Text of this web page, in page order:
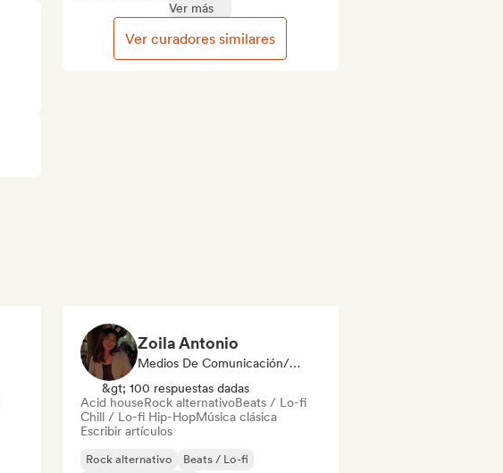
Ver más
Ver curadores similares
Zoila Antonio
Medios De Comunicación/Periodista
&gt; 100 respuestas dadas
Acid houseRock alternativoBeats / Lo-fi
Chill / Lo-fi Hip-HopMúsica clásica
Escribir artículos
Rock alternativo
Beats / Lo-fi